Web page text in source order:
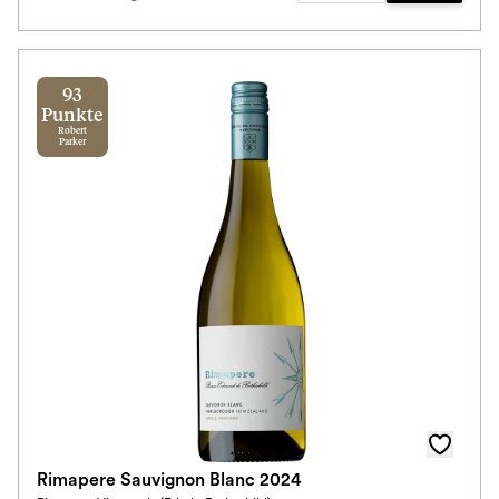
93
Punkte
Robert
Parker
Rimapere Sauvignon Blanc 2024